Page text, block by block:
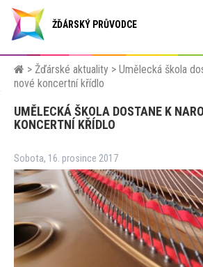
ŽĎÁRSKÝ PRŮVODCE
> Žďárské aktuality > Umělecká škola
nové koncertní křídlo
UMĚLECKÁ ŠKOLA DOSTANE K
KONCERTNÍ KŘÍDLO
Sobota, 16. prosince 2017